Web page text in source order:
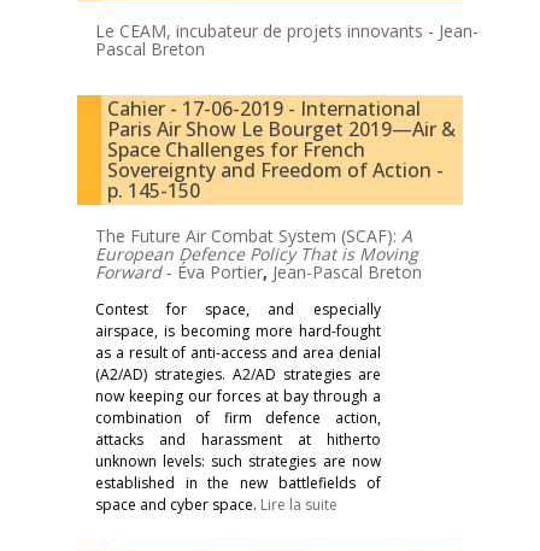
Le CEAM, incubateur de projets innovants - Jean-
Pascal Breton
Cahier - 17-06-2019 - International
Paris Air Show Le Bourget 2019—Air &
Space Challenges for French
Sovereignty and Freedom of Action -
p. 145-150
The Future Air Combat System (SCAF): A
European Defence Policy That is Moving
Forward- Éva Portier, Jean-Pascal Breton
Contest for space, and especially
airspace, is becoming more hard-fought
as a result of anti-access and area denial
(A2/AD) strategies. A2/AD strategies are
now keeping our forces at bay through a
combination of firm defence action,
attacks and harassment at hitherto
unknown levels: such strategies are now
established in the new battlefields of
space and cyber space. Lire la suite